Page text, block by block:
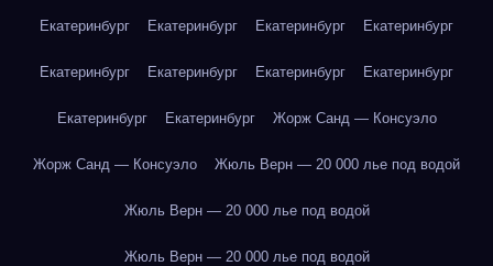
Екатеринбург Екатеринбург Екатеринбург Екатеринбург
Екатеринбург Екатеринбург Екатеринбург Екатеринбург
Екатеринбург Екатеринбург Жорж Санд — Консуэло
Жорж Санд — Консуэло Жюль Верн — 20 000 лье под водой
Жюль Верн — 20 000 лье под водой
Жюль Верн — 20 000 лье под водой